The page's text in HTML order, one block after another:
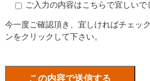
ご入力の内容はこちらで宜しいで
今一度ご確認頂き、宜しければチェッ
ンをクリックして下さい。